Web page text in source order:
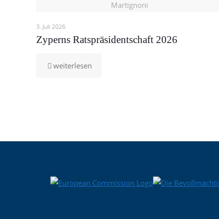
Martignoni
3. Juli 2026
Zyperns Ratspräsidentschaft 2026
weiterlesen